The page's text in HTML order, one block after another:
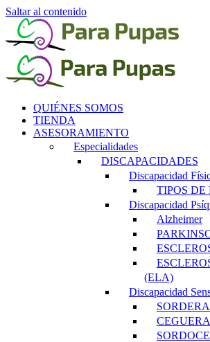
Saltar al contenido
QUIÉNES SOMOS
TIENDA
ASESORAMIENTO
Especialidades
DISCAPACIDADES
Discapacidad
TIPOS
Discapacidad
Alzheimer
(ELA)
Discapacidad
SORDERA
CEGUERA